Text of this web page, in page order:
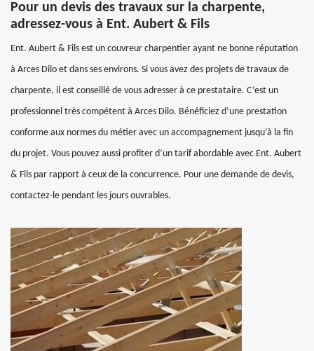
Pour un devis des travaux sur la charpente,
adressez-vous à Ent. Aubert & Fils
Ent. Aubert & Fils est un couvreur charpentier ayant ne bonne réputation
à Arces Dilo et dans ses environs. Si vous avez des projets de travaux de
charpente, il est conseillé de vous adresser à ce prestataire. C’est un
professionnel très compétent à Arces Dilo. Bénéficiez d’une prestation
conforme aux normes du métier avec un accompagnement jusqu’à la fin
du projet. Vous pouvez aussi profiter d’un tarif abordable avec Ent. Aubert
& Fils par rapport à ceux de la concurrence. Pour une demande de devis,
contactez-le pendant les jours ouvrables.